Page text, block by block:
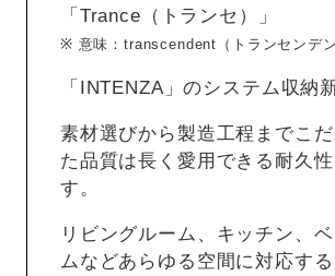
「Trance（トランセ）」
※ 意味：transcendent（トランセンデ
「INTENZA」のシステム収納
素材選びから製造工程までこ
た品質は長く愛用できる耐久性
す。
リビングルーム、キッチン、
ムなどあらゆる空間に対応す